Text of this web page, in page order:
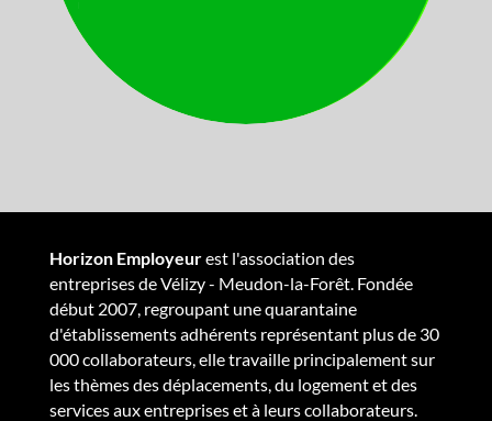
Horizon Employeurest l'association des
entreprises de Vélizy - Meudon-la-Forêt. Fondée
début 2007, regroupant une quarantaine
d'établissements adhérents représentant plus de 30
000 collaborateurs, elle travaille principalement sur
les thèmes des déplacements, du logement et des
services aux entreprises et à leurs collaborateurs.